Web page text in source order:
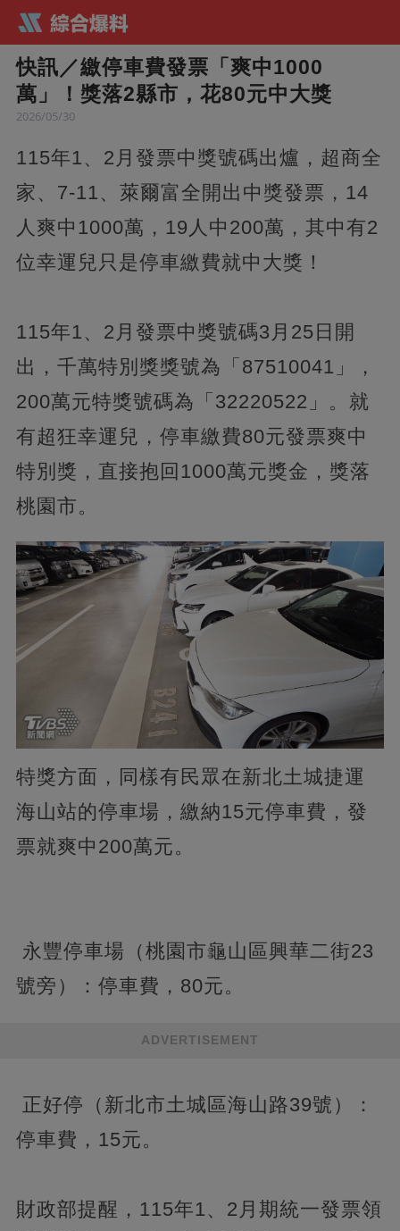
快訊／繳停車費發票「爽中1000
萬」！獎落2縣市，花80元中大獎
2026/05/30
115年1、2月發票中獎號碼出爐，超商全
家、7-11、萊爾富全開出中獎發票，14
人爽中1000萬，19人中200萬，其中有2
位幸運兒只是停車繳費就中大獎！
115年1、2月發票中獎號碼3月25日開
出，千萬特別獎獎號為「87510041」，
200萬元特獎號碼為「32220522」。就
有超狂幸運兒，停車繳費80元發票爽中
特別獎，直接抱回1000萬元獎金，獎落
桃園市。
特獎方面，同樣有民眾在新北土城捷運
海山站的停車場，繳納15元停車費，發
票就爽中200萬元。
永豐停車場（桃園市龜山區興華二街23
號旁）：停車費，80元。
ADVERTISEMENT
正好停（新北市土城區海山路39號）：
停車費，15元。
財政部提醒，115年1、2月期統一發票領